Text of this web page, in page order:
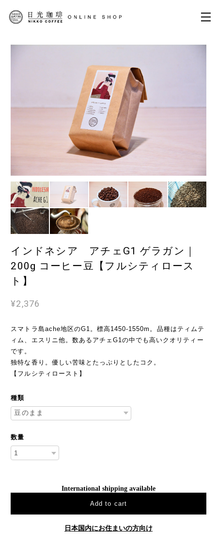
インドネシア アチェG1 ゲラガン｜
200g コーヒー豆【フルシティロース
ト】
¥2,376
スマトラ島ache地区のG1。標高1450-1550m。品種はティムテ
ィム、エスリニ他。数あるアチェG1の中でも高いクオリティー
です。
独特な香り。優しい苦味とたっぷりとしたコク。
【フルシティロースト】
種類
数量
International shipping available
Add to cart
日本国内にお住まいの方向け